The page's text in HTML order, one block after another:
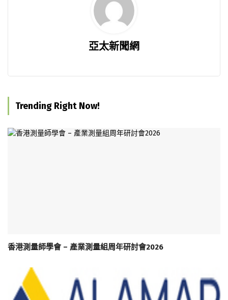
亞太新聞網
Trending Right Now!
香港測量師學會 – 產業測量組周年研討會2026